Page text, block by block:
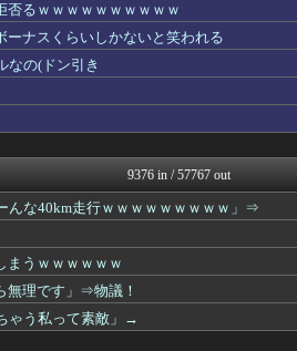
いたしん！
【2ch】ニュー速クオリテ...
バズッター速報
なんJクエスト
ｗｗ
VIPPER速報
...
なんJクエスト
2chまとめ・読み物・長編...
まとめCUP
か...
もみあげチャ～シュ～
ｗ❤
なんJミュージアム
ぶる速-VIP
コノユビニュース｜みんなの...
否るｗｗｗｗｗｗｗｗｗｗ
ーナスくらいしかないと笑われる
なの(ドン引き
9376 in / 57767 out
んな40km走行ｗｗｗｗｗｗｗｗｗ」⇒
まうｗｗｗｗｗｗ
無理です」⇒物議！
ゃう私って素敵」→